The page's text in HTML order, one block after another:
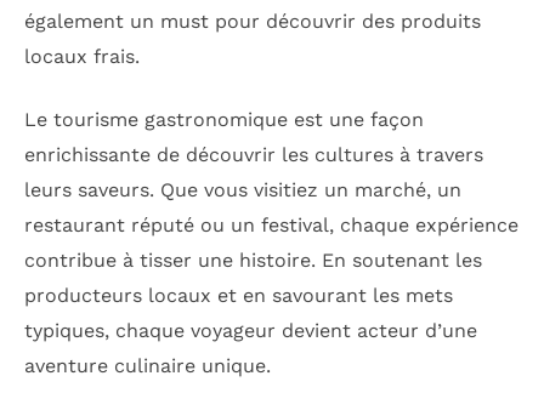
également un must pour découvrir des produits
locaux frais.
Le tourisme gastronomique est une façon
enrichissante de découvrir les cultures à travers
leurs saveurs. Que vous visitiez un marché, un
restaurant réputé ou un festival, chaque expérience
contribue à tisser une histoire. En soutenant les
producteurs locaux et en savourant les mets
typiques, chaque voyageur devient acteur d’une
aventure culinaire unique.